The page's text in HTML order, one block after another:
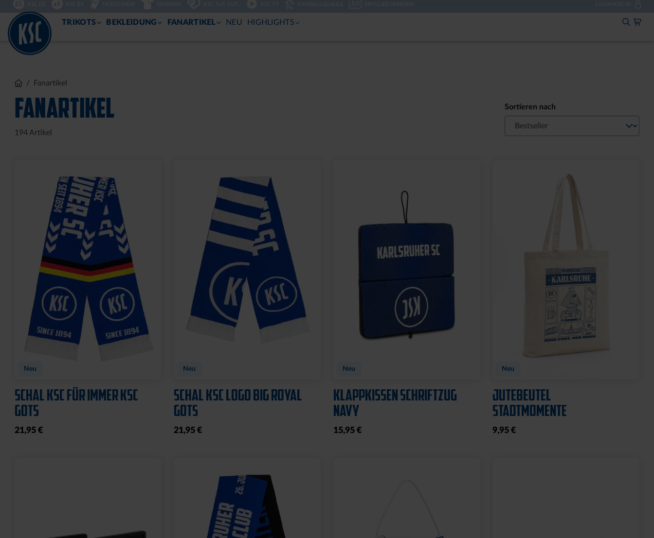
ZUM
INHALT
KSC.DE
Noch keine KSC-ID?
Fanartikel
FANARTIKEL
194 Artikel
Sortieren nach
Neu
SCHAL KSC FÜR IMMER KSC
GOTS
21,95 €
Neu
SCHAL KSC LOGO BIG ROYAL
GOTS
21,95 €
Neu
KLAPPKISSEN SCHRIFTZUG
NAVY
15,95 €
Neu
JUTEBEUTEL
STADTMOMENTE
9,95 €